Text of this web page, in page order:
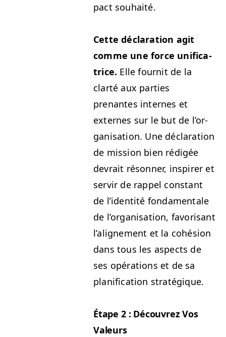
pact souhaité.
Cette déc­la­ra­tion agit
comme une force uni­fi­ca­
trice. Elle four­nit de la
clarté aux par­ties
prenantes internes et
externes sur le but de l’or­
gan­i­sa­tion. Une déc­la­ra­tion
de mis­sion bien rédigée
devrait réson­ner, inspir­er et
servir de rap­pel con­stant
de l’i­den­tité fon­da­men­tale
de l’or­gan­i­sa­tion, favorisant
l’aligne­ment et la cohé­sion
dans tous les aspects de
ses opéra­tions et de sa
plan­i­fi­ca­tion stratégique.
Étape 2 : Décou­vrez Vos
Valeurs